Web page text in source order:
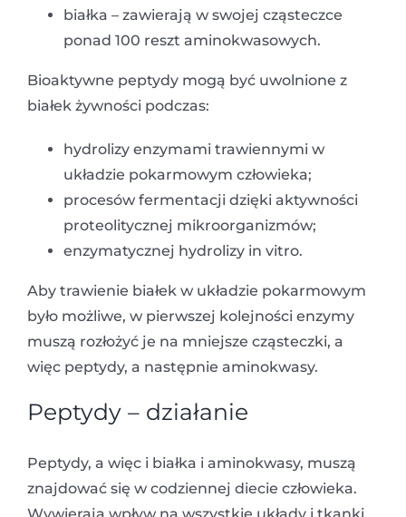
białka – zawierają w swojej cząsteczce
ponad 100 reszt aminokwasowych.
Bioaktywne peptydy mogą być uwolnione z
białek żywności podczas:
hydrolizy enzymami trawiennymi w
układzie pokarmowym człowieka;
procesów fermentacji dzięki aktywności
proteolitycznej mikroorganizmów;
enzymatycznej hydrolizy in vitro.
Aby trawienie białek w układzie pokarmowym
było możliwe, w pierwszej kolejności enzymy
muszą rozłożyć je na mniejsze cząsteczki, a
więc peptydy, a następnie aminokwasy.
Peptydy – działanie
Peptydy, a więc i białka i aminokwasy, muszą
znajdować się w codziennej diecie człowieka.